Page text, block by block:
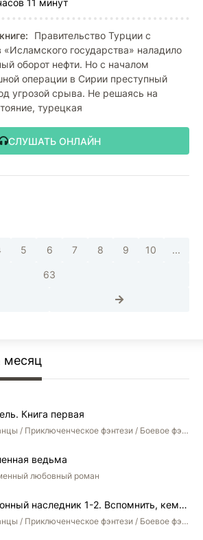
11 минут
Правительство Турции с
государства» наладило
оборот нефти. Но с началом
операции в Сирии преступный
угрозой срыва. Не решаясь на
турецкая
СЛУШАТЬ ОНЛАЙН
5 6 7 8 9 10 ...
63
месяц
Книга первая
Попаданцы / Приключенческое фэнтези / Боевое фэнтези
ведьма
любовный роман
Незаконный наследник 1-2. Вспомнить, кем был. Стать собой. Остаться собой
Попаданцы / Приключенческое фэнтези / Боевое фэнтези / Юмористическое фэнтези